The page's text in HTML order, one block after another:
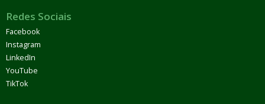
Redes Sociais
Facebook
Instagram
LinkedIn
YouTube
TikTok